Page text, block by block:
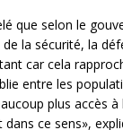
que selon le
la sécurité, la
car cela
entre les
plus accès
ce sens»,